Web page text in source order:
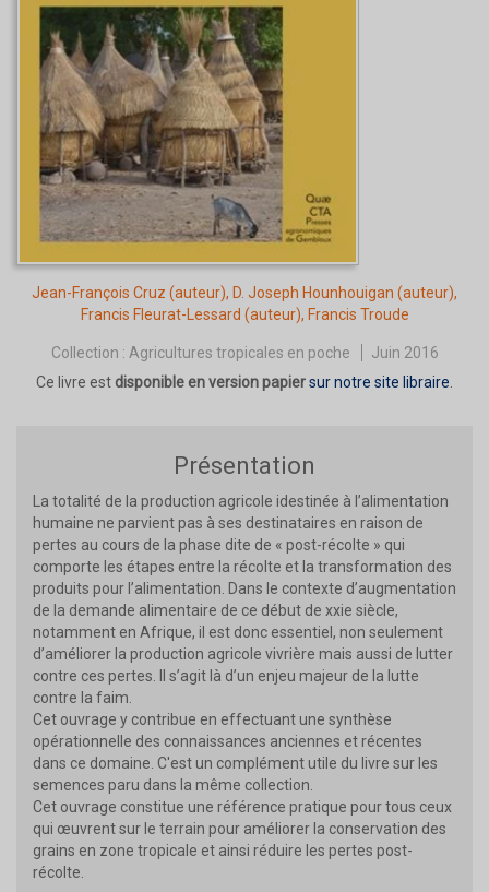
Jean-François Cruz (auteur), D. Joseph Hounhouigan (auteur),
Francis Fleurat-Lessard (auteur), Francis Troude
Collection : Agricultures tropicales en poche
Juin 2016
Ce livre est disponible en version papiersur notre site libraire.
Présentation
La totalité de la production agricole idestinée à l’alimentation
humaine ne parvient pas à ses destinataires en raison de
pertes au cours de la phase dite de « post-récolte » qui
comporte les étapes entre la récolte et la transformation des
produits pour l’alimentation. Dans le contexte d’augmentation
de la demande alimentaire de ce début de xxie siècle,
notamment en Afrique, il est donc essentiel, non seulement
d’améliorer la production agricole vivrière mais aussi de lutter
contre ces pertes. Il s’agit là d’un enjeu majeur de la lutte
contre la faim.
Cet ouvrage y contribue en effectuant une synthèse
opérationnelle des connaissances anciennes et récentes
dans ce domaine. C'est un complément utile du livre sur les
semences paru dans la même collection.
Cet ouvrage constitue une référence pratique pour tous ceux
qui œuvrent sur le terrain pour améliorer la conservation des
grains en zone tropicale et ainsi réduire les pertes post-
récolte.